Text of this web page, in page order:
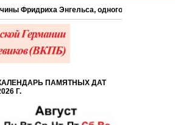
Энгельса, одного из
ПАМЯТНЫХ ДАТ
Г.